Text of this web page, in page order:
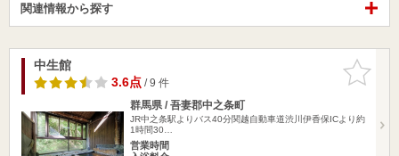
関連情報から探す
お気に入
りに追加
中生館
3.6点/ 9 件
群馬県 / 吾妻郡中之条町
JR中之条駅よりバス40分関越自動車道渋川伊香保ICより約
1時間30…
営業時間